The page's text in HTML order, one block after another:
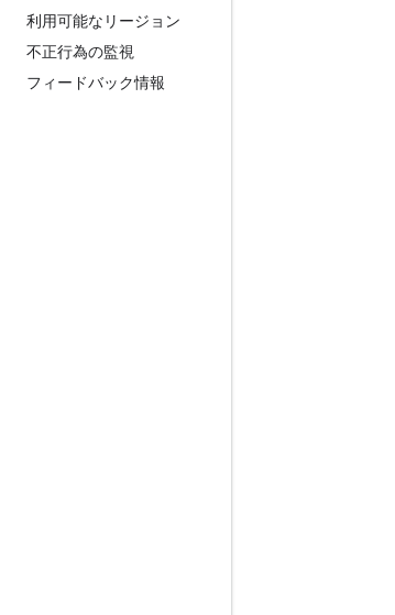
利用可能なリージョン
不正行為の監視
フィードバック情報